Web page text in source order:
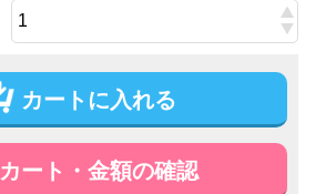
カートに入れる
カート・金額の確認